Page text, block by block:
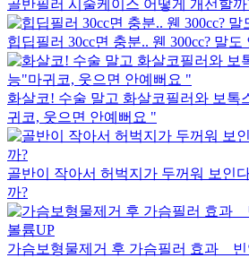
골반필러 시술케이스 어떻게 개선할
힙딥필러 30cc면 충분.. 웬 300cc? 말도
화살코! 수술 말고 화살코필러와 보톡
귀코, 웃으면 안예뻐요 "
골반이 작아서 허벅지가 두꺼워 보인
까?
가슴보형물제거 후 가슴필러 효과 _